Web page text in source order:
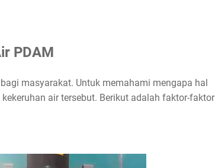
PDAM
masyarakat. Untuk memahami mengapa hal
air tersebut. Berikut adalah faktor-faktor